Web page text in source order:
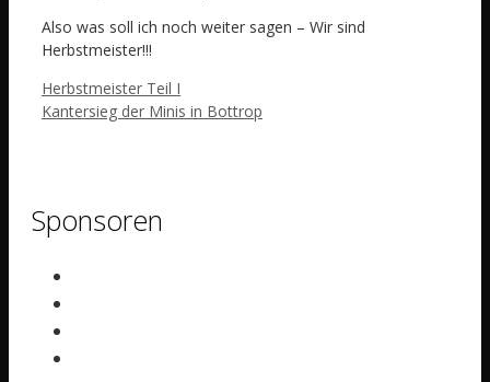
Also was soll ich noch weiter sagen – Wir sind
Herbstmeister!!!
Herbstmeister Teil I
Kantersieg der Minis in Bottrop
Sponsoren